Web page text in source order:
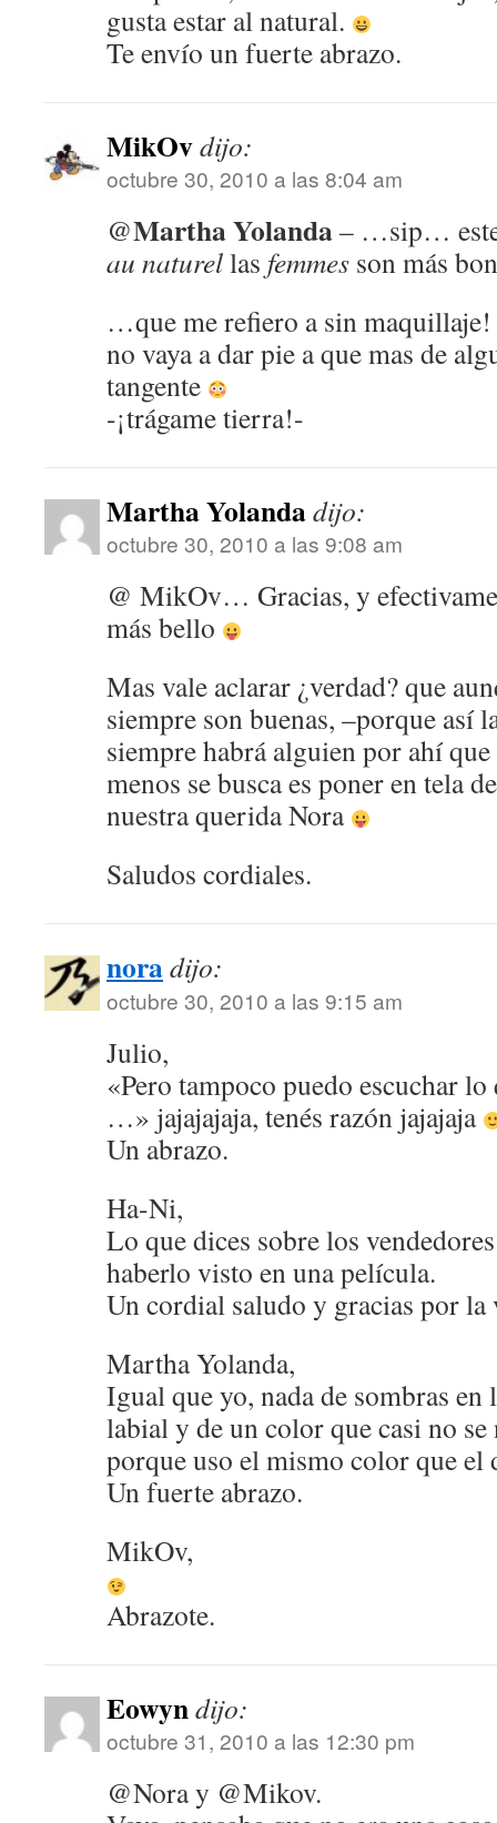
gusta estar al natural.
Te envío un fuerte abrazo.
MikOvdijo:
octubre 30, 2010 a las 8:04 am
@Martha Yolanda– …sip…
au naturellas femmes son más
…que me refiero a sin
no vaya a dar pie a que mas de
tangente
-¡trágame tierra!-
Martha Yolandadijo:
octubre 30, 2010 a las 9:08 am
@ MikOv… Gracias, y
más bello
Mas vale aclarar ¿verdad? que
siempre son buenas, –porque así
siempre habrá alguien por ahí
menos se busca es poner en tela
nuestra querida Nora
Saludos cordiales.
noradijo:
octubre 30, 2010 a las 9:15 am
Julio,
«Pero tampoco puedo escuchar lo
…» jajajajaja, tenés razón jajajaja
Un abrazo.
Ha-Ni,
Lo que dices sobre los
haberlo visto en una película.
Un cordial saludo y gracias por la
Martha Yolanda,
Igual que yo, nada de sombras
labial y de un color que casi no
porque uso el mismo color que
Un fuerte abrazo.
MikOv,
Abrazote.
Eowyndijo:
octubre 31, 2010 a las 12:30 pm
@Nora y @Mikov.